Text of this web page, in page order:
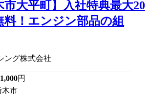
市大平町】入社特典最大20
料！エンジン部品の組
ング株式会社
円
木市